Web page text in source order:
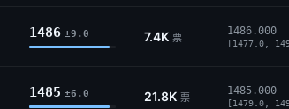
1486 ±9.0 7.4K 票
1486.000
[1477.0,
1485 ±6.0 21.8K 票
1485.000
[1479.0,